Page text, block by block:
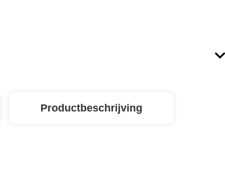
Productbeschrijving